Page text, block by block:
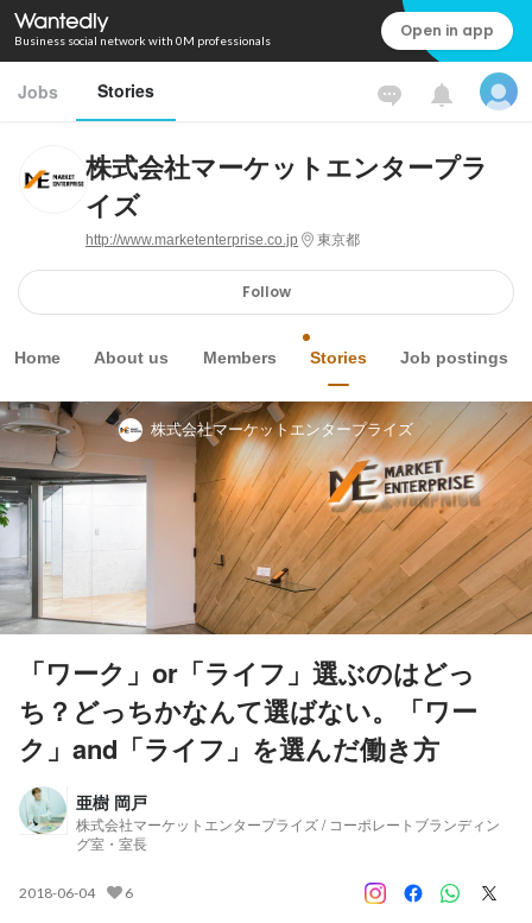
Business social network with 0M professionals Open in app
Jobs Stories
株式会社マーケットエンタープラ
イズ
http://www.marketenterprise.co.jp 東京都
Follow
Home About us Members Stories Job postings
株式会社マーケットエンタープライズ
「ワーク」or「ライフ」選ぶのはどっ
ち？どっちかなんて選ばない。「ワー
ク」and「ライフ」を選んだ働き方
亜樹 岡戸
株式会社マーケットエンタープライズ / コーポレートブランディン
グ室・室長
2018-06-04 6